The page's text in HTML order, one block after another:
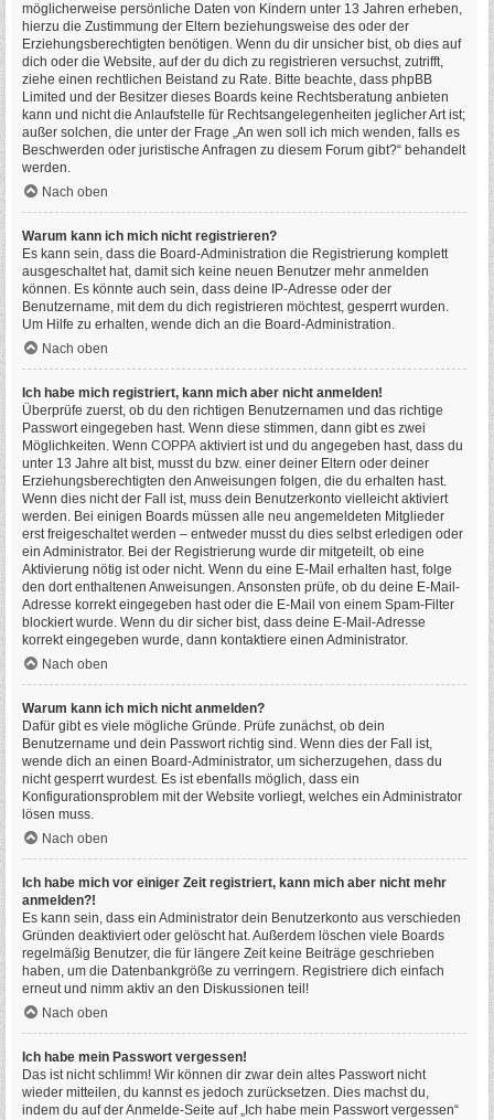
möglicherweise persönliche Daten von Kindern unter 13 Jahren erheben,
hierzu die Zustimmung der Eltern beziehungsweise des oder der
Erziehungsberechtigten benötigen. Wenn du dir unsicher bist, ob dies auf
dich oder die Website, auf der du dich zu registrieren versuchst, zutrifft,
ziehe einen rechtlichen Beistand zu Rate. Bitte beachte, dass phpBB
Limited und der Besitzer dieses Boards keine Rechtsberatung anbieten
kann und nicht die Anlaufstelle für Rechtsangelegenheiten jeglicher Art ist;
außer solchen, die unter der Frage „An wen soll ich mich wenden, falls es
Beschwerden oder juristische Anfragen zu diesem Forum gibt?“ behandelt
werden.
Nach oben
Warum kann ich mich nicht registrieren?
Es kann sein, dass die Board-Administration die Registrierung komplett
ausgeschaltet hat, damit sich keine neuen Benutzer mehr anmelden
können. Es könnte auch sein, dass deine IP-Adresse oder der
Benutzername, mit dem du dich registrieren möchtest, gesperrt wurden.
Um Hilfe zu erhalten, wende dich an die Board-Administration.
Nach oben
Ich habe mich registriert, kann mich aber nicht anmelden!
Überprüfe zuerst, ob du den richtigen Benutzernamen und das richtige
Passwort eingegeben hast. Wenn diese stimmen, dann gibt es zwei
Möglichkeiten. Wenn COPPA aktiviert ist und du angegeben hast, dass du
unter 13 Jahre alt bist, musst du bzw. einer deiner Eltern oder deiner
Erziehungsberechtigten den Anweisungen folgen, die du erhalten hast.
Wenn dies nicht der Fall ist, muss dein Benutzerkonto vielleicht aktiviert
werden. Bei einigen Boards müssen alle neu angemeldeten Mitglieder
erst freigeschaltet werden – entweder musst du dies selbst erledigen oder
ein Administrator. Bei der Registrierung wurde dir mitgeteilt, ob eine
Aktivierung nötig ist oder nicht. Wenn du eine E-Mail erhalten hast, folge
den dort enthaltenen Anweisungen. Ansonsten prüfe, ob du deine E-Mail-
Adresse korrekt eingegeben hast oder die E-Mail von einem Spam-Filter
blockiert wurde. Wenn du dir sicher bist, dass deine E-Mail-Adresse
korrekt eingegeben wurde, dann kontaktiere einen Administrator.
Nach oben
Warum kann ich mich nicht anmelden?
Dafür gibt es viele mögliche Gründe. Prüfe zunächst, ob dein
Benutzername und dein Passwort richtig sind. Wenn dies der Fall ist,
wende dich an einen Board-Administrator, um sicherzugehen, dass du
nicht gesperrt wurdest. Es ist ebenfalls möglich, dass ein
Konfigurationsproblem mit der Website vorliegt, welches ein Administrator
lösen muss.
Nach oben
Ich habe mich vor einiger Zeit registriert, kann mich aber nicht mehr
anmelden?!
Es kann sein, dass ein Administrator dein Benutzerkonto aus verschieden
Gründen deaktiviert oder gelöscht hat. Außerdem löschen viele Boards
regelmäßig Benutzer, die für längere Zeit keine Beiträge geschrieben
haben, um die Datenbankgröße zu verringern. Registriere dich einfach
erneut und nimm aktiv an den Diskussionen teil!
Nach oben
Ich habe mein Passwort vergessen!
Das ist nicht schlimm! Wir können dir zwar dein altes Passwort nicht
wieder mitteilen, du kannst es jedoch zurücksetzen. Dies machst du,
indem du auf der Anmelde-Seite auf „Ich habe mein Passwort vergessen“